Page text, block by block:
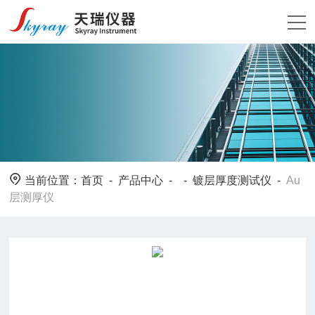
当前位置：首页 - 产品中心 - -镀层厚度测试仪 -Au
层测厚仪